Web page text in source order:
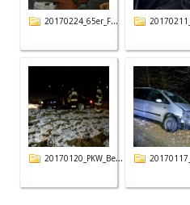
20170224_65er_F...
20170120_PKW_Be...